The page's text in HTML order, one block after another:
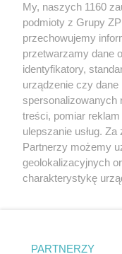
Żaden utwór
rozpowszechniany lub
tym także elektroniczny
eksploatacji w
Internecie bez pisemnej
wykorzystanie utworów w
tzn. bez właściwej zgody,
ścigane prawnie.
My, naszych 1160
podmioty z Grupy
przechowujemy
przetwarzamy dane
identyfikatory,
urządzenie czy dane
spersonalizowanych
treści, pomiar
ulepszanie usług.
Partnerzy możemy
geolokalizacyjnych
charakterystykę
zmienić/wycofać
PARTNERZY